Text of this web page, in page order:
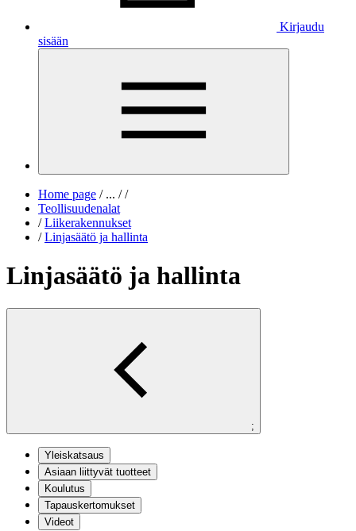
Kirjaudu
sisään
Home page /... / /
Teollisuudenalat
/ Liikerakennukset
/ Linjasäätö ja hallinta
Linjasäätö ja hallinta
;
Yleiskatsaus
Asiaan liittyvät tuotteet
Koulutus
Tapauskertomukset
Videot